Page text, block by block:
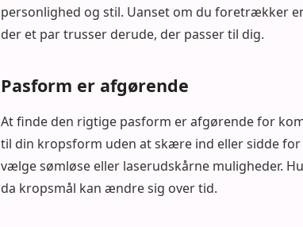
personlighed og stil. Uanset om du foretrækker
der et par trusser derude, der passer til dig.
Pasform er afgørende
At finde den rigtige pasform er afgørende for
til din kropsform uden at skære ind eller sidde
vælge sømløse eller laserudskårne muligheder.
da kropsmål kan ændre sig over tid.